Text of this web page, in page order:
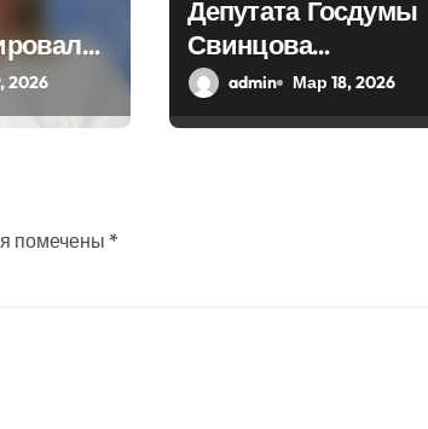
2026
Депутата Госдумы
Свинцова
исключили из ЛДПР
admin Мар 18, 2026
помечены *